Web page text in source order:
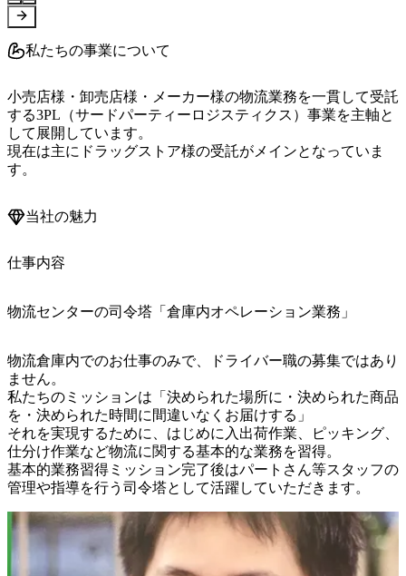
私たちの事業について
小売店様・卸売店様・メーカー様の物流業務を一貫して受託
する3PL（サードパーティーロジスティクス）事業を主軸と
して展開しています。
現在は主にドラッグストア様の受託がメインとなっていま
す。
当社の魅力
仕事内容
物流センターの司令塔「倉庫内オペレーション業務」
物流倉庫内でのお仕事のみで、ドライバー職の募集ではあり
ません。
私たちのミッションは「決められた場所に・決められた商品
を・決められた時間に間違いなくお届けする」
それを実現するために、はじめに入出荷作業、ピッキング、
仕分け作業など物流に関する基本的な業務を習得。
基本的業務習得ミッション完了後はパートさん等スタッフの